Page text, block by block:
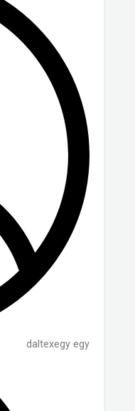
daltexegy egy